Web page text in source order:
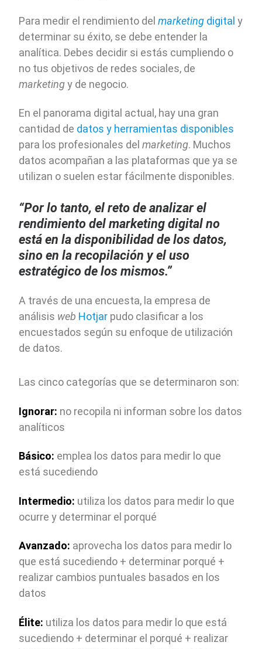
Para medir el rendimiento delmarketing digitaly
determinar su éxito, se debe entender la
analítica. Debes decidir si estás cumpliendo o
no tus objetivos de redes sociales, de
marketingy de negocio.
En el panorama digital actual, hay una gran
cantidad de datos y herramientas disponibles
para los profesionales delmarketing. Muchos
datos acompañan a las plataformas que ya se
utilizan o suelen estar fácilmente disponibles.
“Por lo tanto, el reto de analizar el
rendimiento del marketing digital no
está en la disponibilidad de los datos,
sino en la recopilación y el uso
estratégico de los mismos.”
A través de una encuesta, la empresa de
análisis web Hotjar pudo clasificar a los
encuestados según su enfoque de utilización
de datos.
Las cinco categorías que se determinaron son:
Ignorar: no recopila ni informan sobre los datos
analíticos
Básico: emplea los datos para medir lo que
está sucediendo
Intermedio: utiliza los datos para medir lo que
ocurre y determinar el porqué
Avanzado: aprovecha los datos para medir lo
que está sucediendo + determinar porqué +
realizar cambios puntuales basados en los
datos
Élite: utiliza los datos para medir lo que está
sucediendo + determinar el porqué + realizar